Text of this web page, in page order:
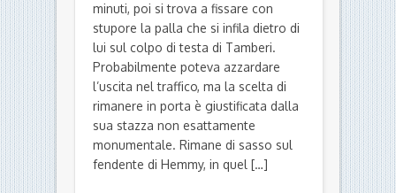
minuti, poi si trova a fissare con
stupore la palla che si infila dietro di
lui sul colpo di testa di Tamberi.
Probabilmente poteva azzardare
l’uscita nel traffico, ma la scelta di
rimanere in porta è giustificata dalla
sua stazza non esattamente
monumentale. Rimane di sasso sul
fendente di Hemmy, in quel […]